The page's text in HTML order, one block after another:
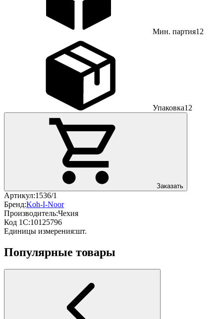
Мин. партия12
Упаковка12
Заказать
Артикул:1536/1
Бренд:Koh-I-Noor
Производитель:Чехия
Код 1С:10125796
Единицы измерения:шт.
Популярные товары